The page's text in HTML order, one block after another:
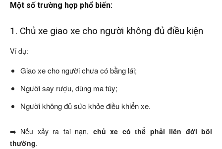
Một số trường hợp phổ biến:
1. Chủ xe giao xe cho người không đủ điều kiện
Ví dụ:
Giao xe cho người chưa có bằng lái;
Người say rượu, dùng ma túy;
Người không đủ sức khỏe điều khiển xe.
➡️ Nếu xảy ra tai nạn, chủ xe có thể phải liên đới bồi
thường.